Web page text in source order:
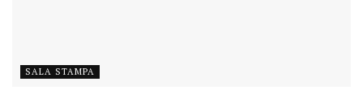
SALA STAMPA